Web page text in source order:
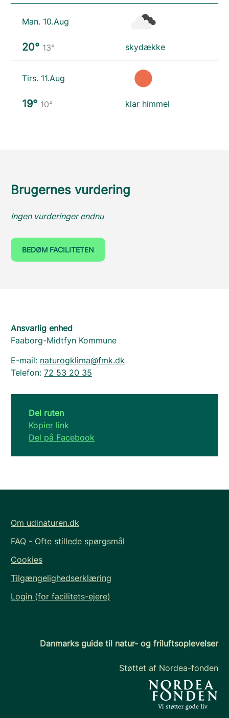
Man. 10.Aug
20° 13° skydække
Tirs. 11.Aug
19° 10° klar himmel
Brugernes vurdering
Ingen vurderinger endnu
BEDØM FACILITETEN
Ansvarlig enhed
Faaborg-Midtfyn Kommune
E-mail: naturogklima@fmk.dk
Telefon: 72 53 20 35
Del ruten
Kopier link
Del på Facebook
Om udinaturen.dk
FAQ - Ofte stillede spørgsmål
Cookies
Tilgængelighedserklæring
Login (for facilitets-ejere)
Danmarks guide til natur- og friluftsoplevelser
Støttet af Nordea-fonden